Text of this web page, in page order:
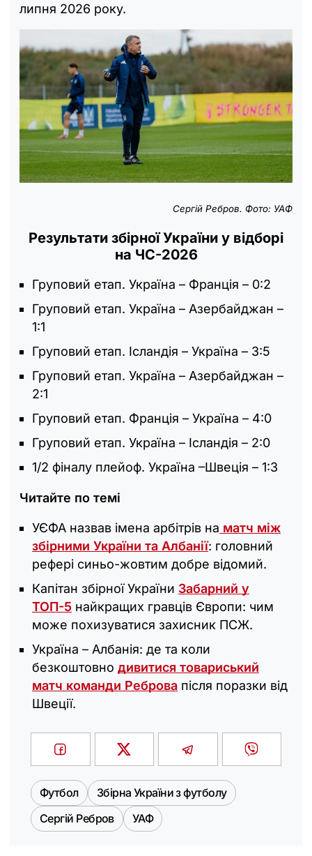
липня 2026 року.
Сергій Ребров. Фото: УАФ
Результати збірної України у відборі
на ЧС-2026
Груповий етап. Україна – Франція – 0:2
Груповий етап. Україна – Азербайджан –
1:1
Груповий етап. Ісландія – Україна – 3:5
Груповий етап. Україна – Азербайджан –
2:1
Груповий етап. Франція – Україна – 4:0
Груповий етап. Україна – Ісландія – 2:0
1/2 фіналу плейоф. Україна –Швеція – 1:3
Читайте по темі
УЄФА назвав імена арбітрів на матч між
збірними України та Албанії: головний
рефері синьо-жовтим добре відомий.
Капітан збірної України Забарний у
ТОП-5 найкращих гравців Європи: чим
може похизуватися захисник ПСЖ.
Україна – Албанія: де та коли
безкоштовно дивитися товариський
матч команди Реброва після поразки від
Швеції.
Футбол
Збірна України з футболу
Сергій Ребров
УАФ